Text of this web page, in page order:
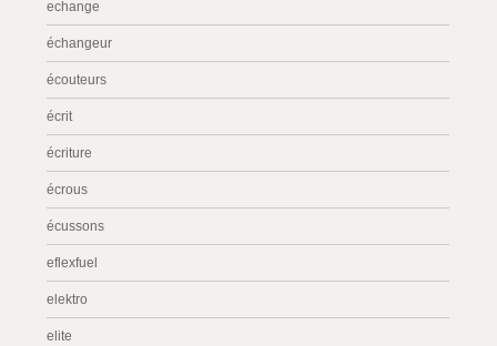
echange
échangeur
écouteurs
écrit
écriture
écrous
écussons
eflexfuel
elektro
elite